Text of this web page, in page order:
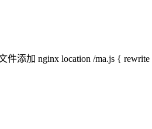
加 nginx location /ma.js { rewrite